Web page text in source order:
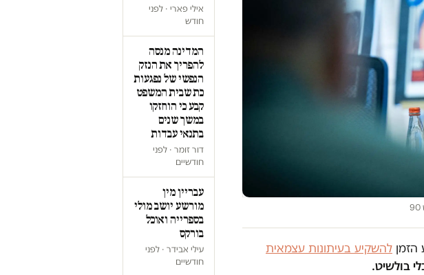
הזמן להשקיע בעיתונות עצמאית
בולשיט.
אילי פארי · לפני
חודש
המדינה מנסה
להפריך את הנזק
הנפשי של נפגעות
כת שבית המשפט
קבע כי הוחזקו
במשך שנים
בתנאי עבדות
דור זומר · לפני
חודשיים
עבריין מין
מורשע יושב מולי
בספרייה ואוכל
בורקס
עילי אבידר · לפני
חודשיים